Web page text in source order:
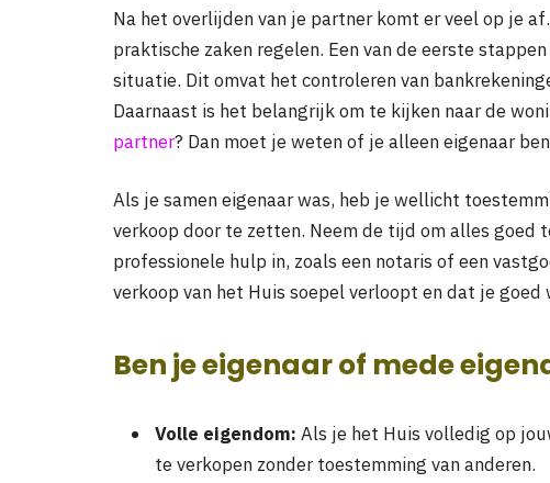
Na het overlijden van je partner komt er veel op je
praktische zaken regelen. Een van de eerste
situatie. Dit omvat het controleren van
Daarnaast is het belangrijk om te kijken naar de
partner? Dan moet je weten of je alleen eigenaar
Als je samen eigenaar was, heb je wellicht
verkoop door te zetten. Neem de tijd om alles goed
professionele hulp in, zoals een notaris of een
verkoop van het Huis soepel verloopt en dat je
Ben je eigenaar of mede
Volle eigendom: Als je het Huis volledig op
te verkopen zonder toestemming van anderen.